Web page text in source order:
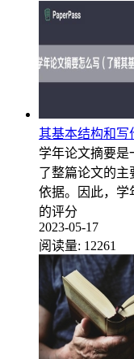
其基本结构和写
学年论文摘要是
了整篇论文的主
依据。因此，学
的评分
2023-05-17
阅读量: 12261